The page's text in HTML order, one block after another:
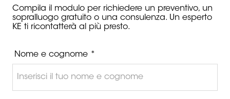
Compila il modulo per richiedere un preventivo, un
sopralluogo gratuito o una consulenza. Un esperto
KE ti ricontatterà al più presto.
Nome e cognome *